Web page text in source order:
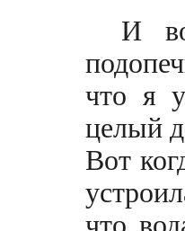
И
что я
целый
Вот